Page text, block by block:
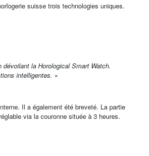
suisse trois technologies uniques.
la Horological Smart Watch.
intelligentes. »
Il a également été breveté. La partie
via la couronne située à 3 heures.